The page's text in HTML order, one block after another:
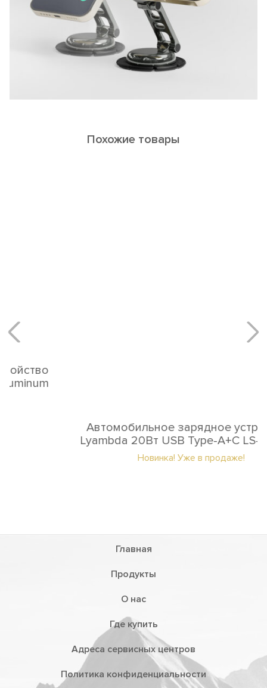
Похожие товары
Автомобильное зарядное устройство
Lyambda 20Вт USB Type-A+С LS-AC20_C
Новинка! Уже в продаже!
Главная
Продукты
О нас
Где купить
Адреса сервисных центров
Политика конфиденциальности